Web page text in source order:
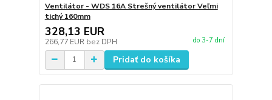
Ventilátor - WDS 16A Strešný ventilátor Veľmi
tichý 160mm
328,13 EUR
266,77 EUR bez DPH do 3-7 dní
Pridať do košíka